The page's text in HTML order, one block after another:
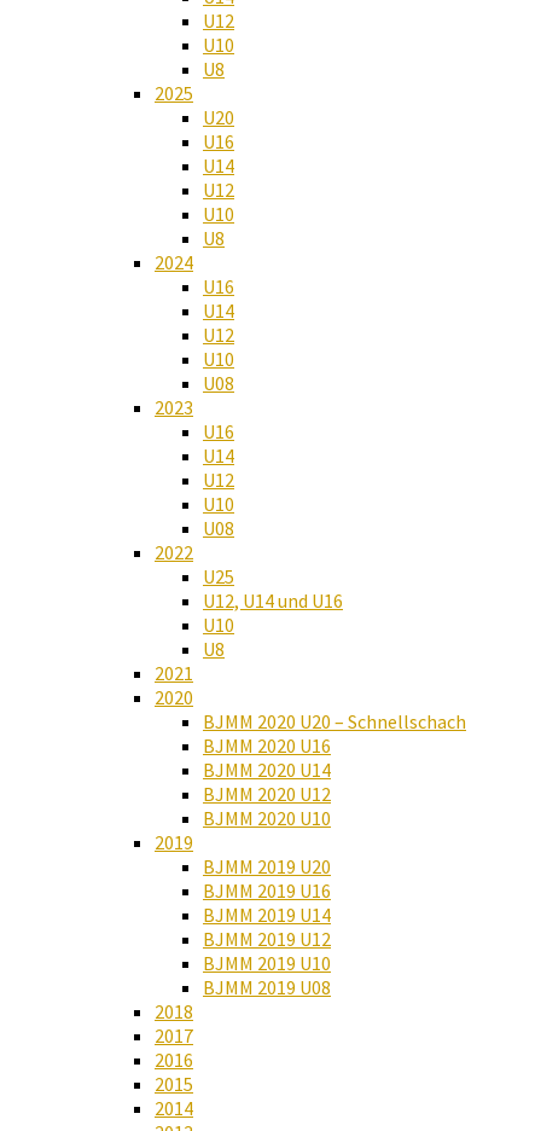
U12
U10
U8
2025
U20
U16
U14
U12
U10
U8
2024
U16
U14
U12
U10
U08
2023
U16
U14
U12
U10
U08
2022
U25
U12, U14 und U16
U10
U8
2021
2020
BJMM 2020 U20 – Schnellschach
BJMM 2020 U16
BJMM 2020 U14
BJMM 2020 U12
BJMM 2020 U10
2019
BJMM 2019 U20
BJMM 2019 U16
BJMM 2019 U14
BJMM 2019 U12
BJMM 2019 U10
BJMM 2019 U08
2018
2017
2016
2015
2014